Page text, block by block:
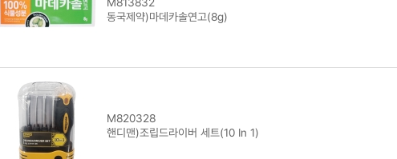
동국제약)마데카솔연고(8g)
M820328
핸디맨)조립드라이버 세트(10 In 1)